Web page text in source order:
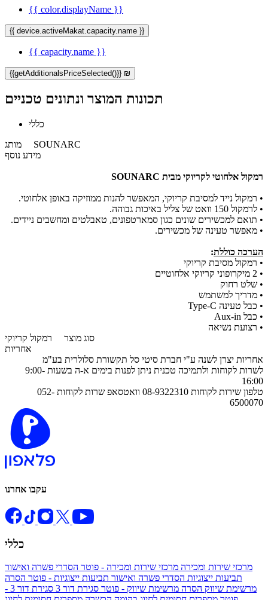
{{ color.displayName }}
{{ device.activeMakat.capacity.name }}
{{ capacity.name }}
{{getAdditionalsPriceSelected()}} ₪
תכונות המוצר ונתונים טכניים
כללי
מותג SOUNARC
מידע נוסף
רמקול אלחוטי לקריוקי מבית SOUNARC
• רמקול נייד למסיבת קריוקי, המאפשר להנות ממוזיקה באופן אלחוטי.
• לרמקול 150 וואט של צליל באיכות גבוהה.
• תואם למכשירים שונים כגון סמארטפונים, טאבלטים ומחשבים ניידים.
• מאפשר טעינה של מכשירים.
הערכה כוללת:
• רמקול מסיבת קריוקי
• 2 מיקרופוני קריוקי אלחוטיים
​• שלט רחוק
• מדריך למשתמש
• כבל טעינה Type-C
• כבל Aux-in
• רצועת נשיאה
סוג מוצר רמקול קריוקי
אחריות
אחריות יצרן לשנה ע"י חברת סיטי סל תקשורת סלולרית בע"מ
לשרות לקוחות ולתמיכה טכנית ניתן לפנות בימים א-ה בשעות 9:00-
16:00
טלפון שירות לקוחות 08-9322310 וואטסאפ שרות לקוחות 052-
6500070
עקבו אחרנו
כללי
מרכזי שירות ומכירה מרכזי שירות ומכירה - פוטר הסדרי פשרה ואישור
תביעות ייצוגיות הסדרי פשרה ואישור תביעות ייצוגיות - פוטר הסרה
מרשימת שיווק הסרה מרשימת שיווק - פוטר סגירת דור 3
סגירת דור 3 -